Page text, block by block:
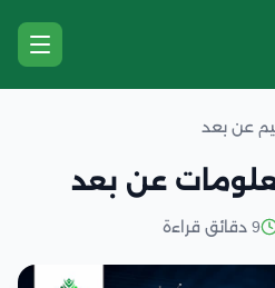
عن بعد
عن بعد
9 دقائق قراءة